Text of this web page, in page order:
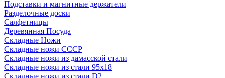
Подставки и магнитные держатели
Разделочные доски
Салфетницы
Деревянная Посуда
Складные Ножи
Cкладные ножи СССР
Складные ножи из дамасской стали
Складные ножи из стали 95х18
Складные ножи из стали D2